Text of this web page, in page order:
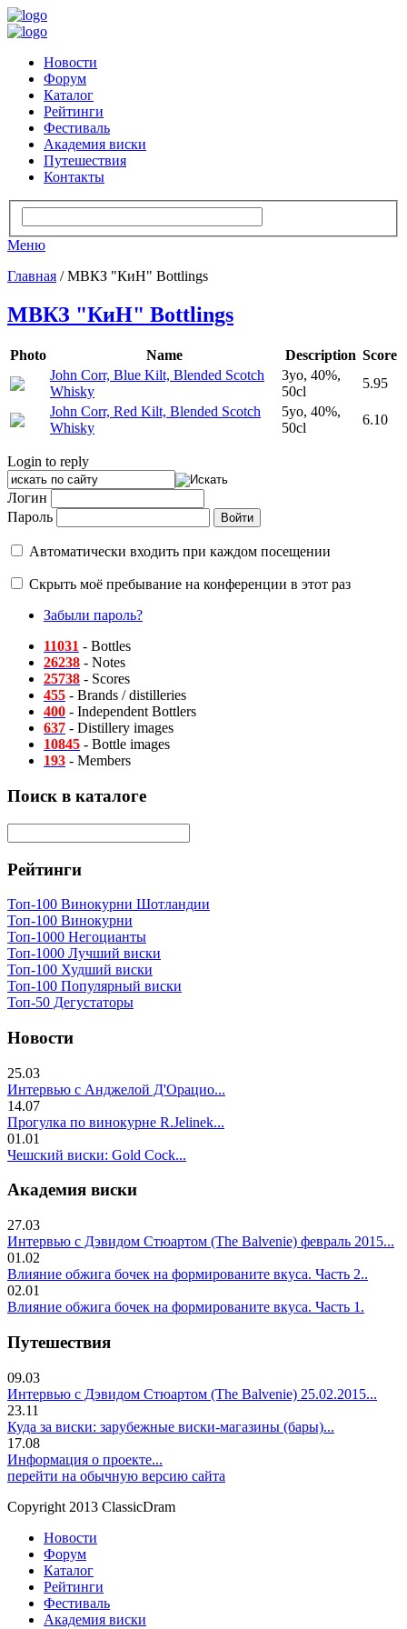
Новости
Форум
Каталог
Рейтинги
Фестиваль
Академия виски
Путешествия
Контакты
Меню
Главная / МВКЗ "КиН" Bottlings
МВКЗ "КиН" Bottlings
Photo Name Description Score
John Corr, Blue Kilt, Blended Scotch
Whisky
3yo, 40%,
50cl
5.95
John Corr, Red Kilt, Blended Scotch
Whisky
5yo, 40%,
50cl
6.10
Login to reply
Логин
Пароль
Автоматически входить при каждом посещении
Скрыть моё пребывание на конференции в этот раз
Забыли пароль?
11031 - Bottles
26238 - Notes
25738 - Scores
455 - Brands / distilleries
400 - Independent Bottlers
637 - Distillery images
10845 - Bottle images
193 - Members
Поиск в каталоге
Рейтинги
Топ-100 Винокурни Шотландии
Топ-100 Винокурни
Топ-1000 Негоцианты
Топ-1000 Лучший виски
Топ-100 Худший виски
Топ-100 Популярный виски
Топ-50 Дегустаторы
Новости
25.03
Интервью с Анджелой Д'Орацио...
14.07
Прогулка по винокурне R.Jelinek...
01.01
Чешский виски: Gold Cock...
Академия виски
27.03
Интервью с Дэвидом Стюартом (The Balvenie) февраль 2015...
01.02
Влияние обжига бочек на формированите вкуса. Часть 2..
02.01
Влияние обжига бочек на формированите вкуса. Часть 1.
Путешествия
09.03
Интервью с Дэвидом Стюартом (The Balvenie) 25.02.2015...
23.11
Куда за виски: зарубежные виски-магазины (бары)...
17.08
Информация о проекте...
перейти на обычную версию сайта
Copyright 2013 ClassicDram
Новости
Форум
Каталог
Рейтинги
Фестиваль
Академия виски